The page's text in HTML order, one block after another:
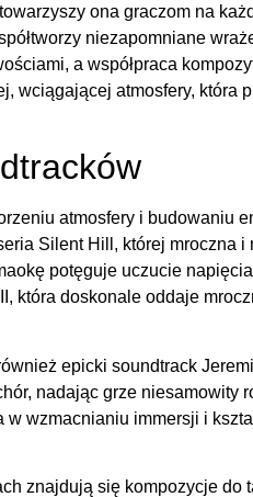
ona graczom na
niezapomniane
a współpraca
wciągającej atmosfery, która
atmosfery i budowaniu
Silent Hill, której mroczna i
potęguje uczucie
która doskonale oddaje
epicki soundtrack
nadając grze niesamowity
wzmacnianiu immersji i
znajdują się kompozycje do